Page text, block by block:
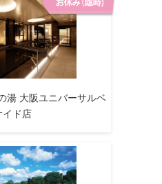
大阪ユニバーサルベ
イド店